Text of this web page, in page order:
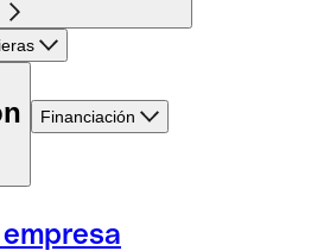
Financiación